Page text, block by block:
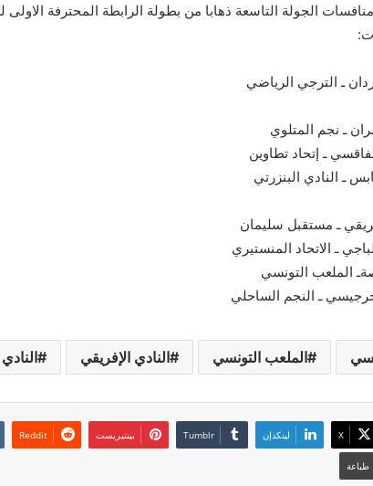
الجولة التاسعة ذهابا من بطولة الرابطة المحترفة الاولى
الملعب التونسي النادي الإفريقي
‫X لينكدإن بينتيريست
طباعة